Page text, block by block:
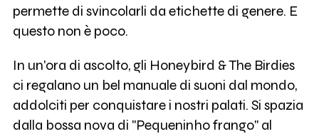
permette di svincolarli da etichette di genere. E
questo non è poco.
In un'ora di ascolto, gli Honeybird & The Birdies
ci regalano un bel manuale di suoni dal mondo,
addolciti per conquistare i nostri palati. Si spazia
dalla bossa nova di "Pequeninho frango" al